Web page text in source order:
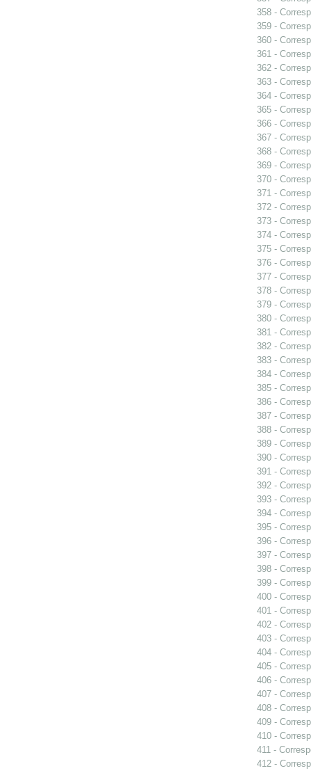
358 -
359 -
360 -
361 -
362 -
363 -
364 -
365 -
366 -
367 -
368 -
369 -
370 -
371 -
372 -
373 -
374 -
375 -
376 -
377 -
378 -
379 -
380 -
381 -
382 -
383 -
384 -
385 -
386 -
387 -
388 -
389 -
390 -
391 -
392 -
393 -
394 -
395 -
396 -
397 -
398 -
399 -
400 -
401 -
402 -
403 -
404 -
405 -
406 -
407 -
408 -
409 -
410 -
411 -
412 -